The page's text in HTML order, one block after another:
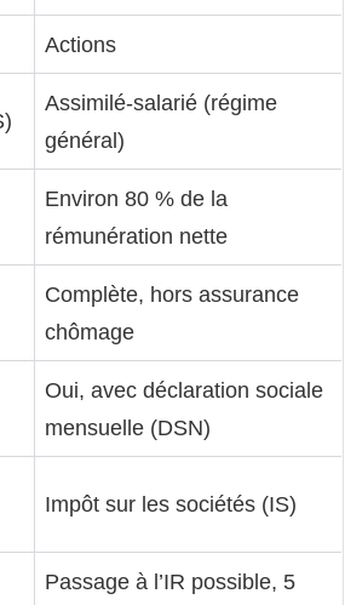
Actions
Assimilé-salarié (régime
général)
Environ 80 % de la
rémunération nette
Complète, hors assurance
chômage
Oui, avec déclaration sociale
mensuelle (DSN)
Impôt sur les sociétés (IS)
Passage à l’IR possible, 5